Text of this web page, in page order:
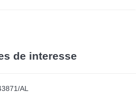
de interesse
AL